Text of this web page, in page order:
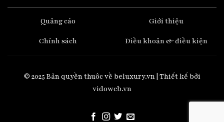
Quảng cáo Giới thiệu
Chính sách Điều khoản & điều kiện
© 2025 Bản quyền thuôc về beluxury.vn | Thiết kế bởi
vidoweb.vn